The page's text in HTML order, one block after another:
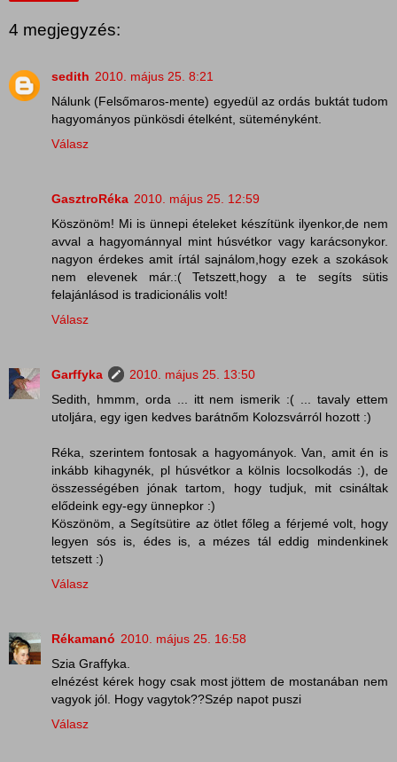
4 megjegyzés:
sedith 2010. május 25. 8:21
Nálunk (Felsőmaros-mente) egyedül az ordás buktát tudom
hagyományos pünkösdi ételként, süteményként.
Válasz
GasztroRéka 2010. május 25. 12:59
Köszönöm! Mi is ünnepi ételeket készítünk ilyenkor,de nem
avval a hagyománnyal mint húsvétkor vagy karácsonykor.
nagyon érdekes amit írtál sajnálom,hogy ezek a szokások
nem elevenek már.:( Tetszett,hogy a te segíts sütis
felajánlásod is tradicionális volt!
Válasz
Garffyka
2010. május 25. 13:50
Sedith, hmmm, orda ... itt nem ismerik :( ... tavaly ettem
utoljára, egy igen kedves barátnőm Kolozsvárról hozott :)
Réka, szerintem fontosak a hagyományok. Van, amit én is
inkább kihagynék, pl húsvétkor a kölnis locsolkodás :), de
összességében jónak tartom, hogy tudjuk, mit csináltak
elődeink egy-egy ünnepkor :)
Köszönöm, a Segítsütire az ötlet főleg a férjemé volt, hogy
legyen sós is, édes is, a mézes tál eddig mindenkinek
tetszett :)
Válasz
Rékamanó 2010. május 25. 16:58
Szia Graffyka.
elnézést kérek hogy csak most jöttem de mostanában nem
vagyok jól. Hogy vagytok??Szép napot puszi
Válasz